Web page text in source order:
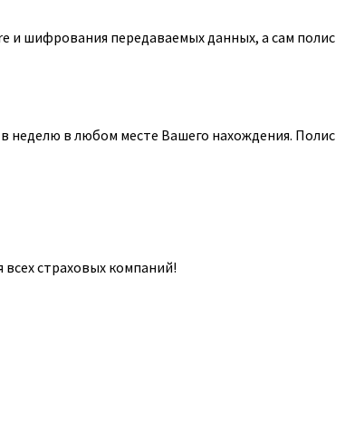
и шифрования передаваемых данных, а сам полис
неделю в любом месте Вашего нахождения. Полис
страховых компаний!